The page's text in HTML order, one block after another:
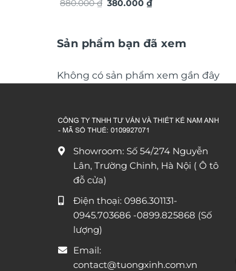
880.000₫ Giá
380.000₫Giá
380.000 ₫.
Sản phẩm bạn đã xem
Không có sản phẩm xem gần đây
Showroom: Số 54/274 Nguyễn
Lân, Trường Chinh, Hà Nội ( Ô tô
đỗ cửa)
Điện thoại: 0986.301131-
0945.703686 -0899.825868 (Số
lượng)
Email:
contact@tuongxinh.com.vn